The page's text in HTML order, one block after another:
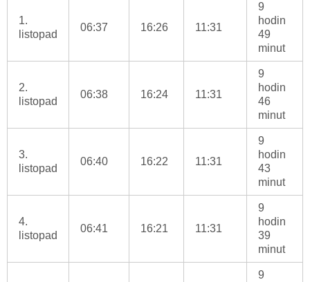
1.
listopad
06:37 16:26 11:31
9
hodin
49
minut
2.
listopad
06:38 16:24 11:31
9
hodin
46
minut
3.
listopad
06:40 16:22 11:31
9
hodin
43
minut
4.
listopad
06:41 16:21 11:31
9
hodin
39
minut
9